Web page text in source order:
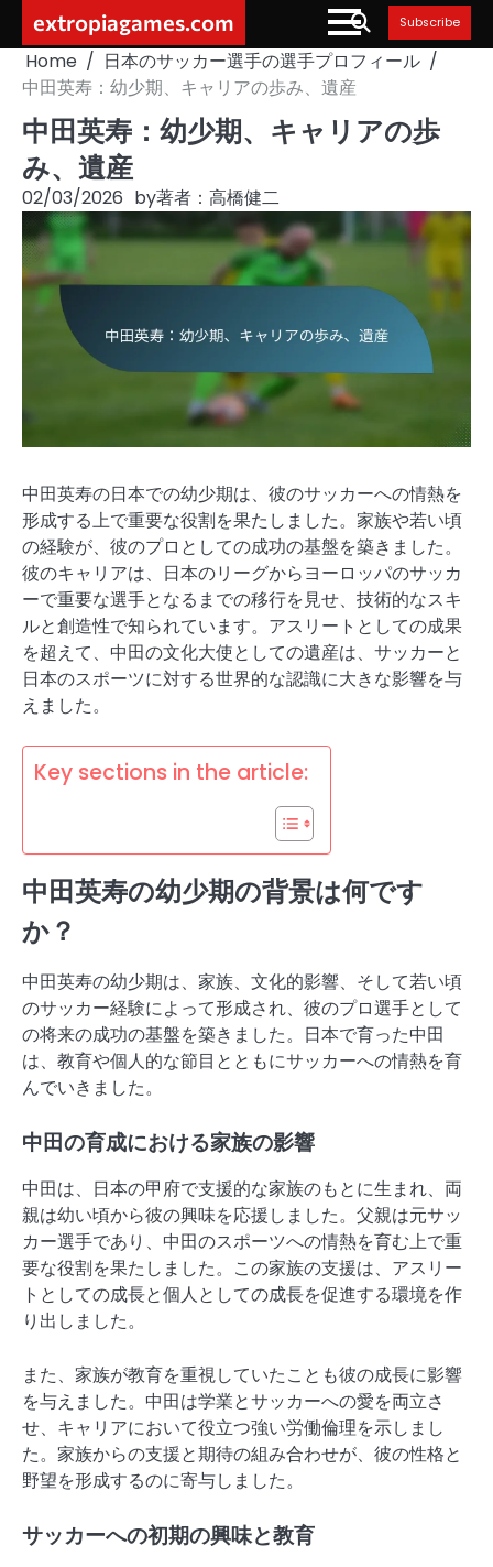
content
extropiagames.com Subscribe
Home
日本のサッカー選手の選手プロフィール
中田英寿：幼少期、キャリアの歩み、遺産
中田英寿：幼少期、キャリアの歩
み、遺産
02/03/2026 by著者：高橋健二
中田英寿の日本での幼少期は、彼のサッカーへの情熱を
形成する上で重要な役割を果たしました。家族や若い頃
の経験が、彼のプロとしての成功の基盤を築きました。
彼のキャリアは、日本のリーグからヨーロッパのサッカ
ーで重要な選手となるまでの移行を見せ、技術的なスキ
ルと創造性で知られています。アスリートとしての成果
を超えて、中田の文化大使としての遺産は、サッカーと
日本のスポーツに対する世界的な認識に大きな影響を与
えました。
Key sections in the article:
中田英寿の幼少期の背景は何です
か？
中田英寿の幼少期は、家族、文化的影響、そして若い頃
のサッカー経験によって形成され、彼のプロ選手として
の将来の成功の基盤を築きました。日本で育った中田
は、教育や個人的な節目とともにサッカーへの情熱を育
んでいきました。
中田の育成における家族の影響
中田は、日本の甲府で支援的な家族のもとに生まれ、両
親は幼い頃から彼の興味を応援しました。父親は元サッ
カー選手であり、中田のスポーツへの情熱を育む上で重
要な役割を果たしました。この家族の支援は、アスリー
トとしての成長と個人としての成長を促進する環境を作
り出しました。
また、家族が教育を重視していたことも彼の成長に影響
を与えました。中田は学業とサッカーへの愛を両立さ
せ、キャリアにおいて役立つ強い労働倫理を示しまし
た。家族からの支援と期待の組み合わせが、彼の性格と
野望を形成するのに寄与しました。
サッカーへの初期の興味と教育